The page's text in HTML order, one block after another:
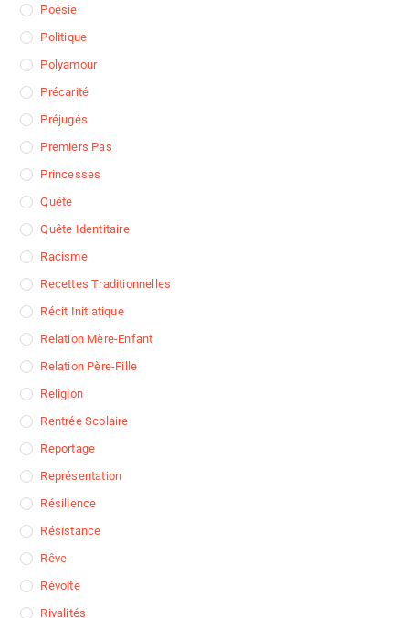
Poésie
Politique
Polyamour
Précarité
Préjugés
Premiers Pas
Princesses
Quête
Quête Identitaire
Racisme
Recettes Traditionnelles
Récit Initiatique
Relation Mère-Enfant
Relation Père-Fille
Religion
Rentrée Scolaire
Reportage
Représentation
Résilience
Résistance
Rêve
Révolte
Rivalités